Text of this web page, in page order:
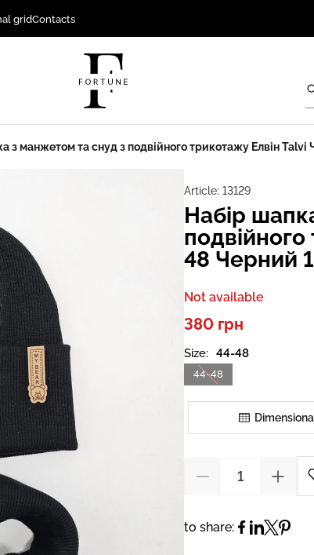
gridContacts
з манжетом та снуд з подвійного трикотажу Елвін Talvi
Article: 13129
Набір
48 Черний
Not available
380 грн
Size: 44-48
44-48
to share: